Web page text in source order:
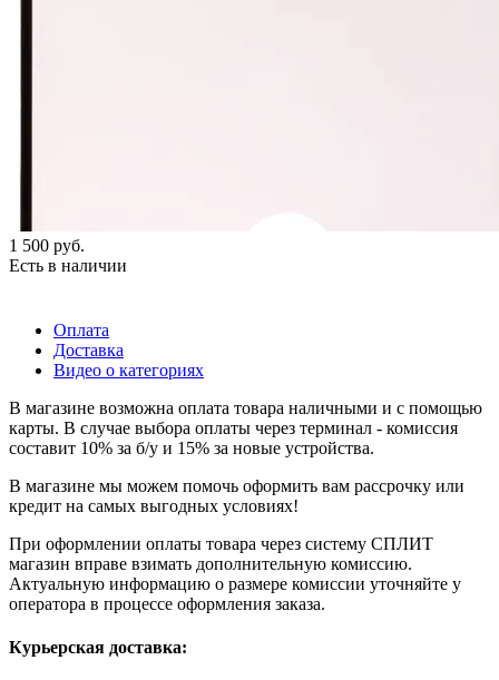
1 500 руб.
Есть в наличии
Оплата
Доставка
Видео о категориях
В магазине возможна оплата товара наличными и с помощью
карты. В случае выбора оплаты через терминал - комиссия
составит 10% за б/у и 15% за новые устройства.
В магазине мы можем помочь оформить вам рассрочку или
кредит на самых выгодных условиях!
При оформлении оплаты товара через систему СПЛИТ
магазин вправе взимать дополнительную комиссию.
Актуальную информацию о размере комиссии уточняйте у
оператора в процессе оформления заказа.
Курьерская доставка: